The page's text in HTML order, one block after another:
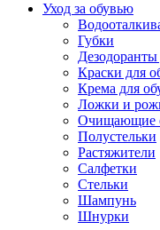
Уход за обувью
Губки
Дезодоранты
Краски для
Крема для
Ложки и
Очищающие
Полустельки
Растяжители
Салфетки
Стельки
Шампунь
Шнурки